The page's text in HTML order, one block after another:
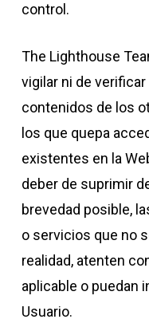
control.
The Lighthouse
vigilar ni de
contenidos de los
los que quepa
existentes en la
deber de suprimir
brevedad posible,
o servicios que no
realidad, atenten
aplicable o puedan
Usuario.